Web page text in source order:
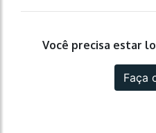
Você precisa estar
Faça